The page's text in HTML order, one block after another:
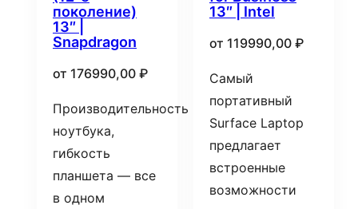
поколение)
13″ |
Snapdragon
от 176990,00 ₽
Производительность
ноутбука,
гибкость
планшета — все
в одном
13″ | Intel
от 119990,00 ₽
Самый
портативный
Surface Laptop
предлагает
встроенные
возможности